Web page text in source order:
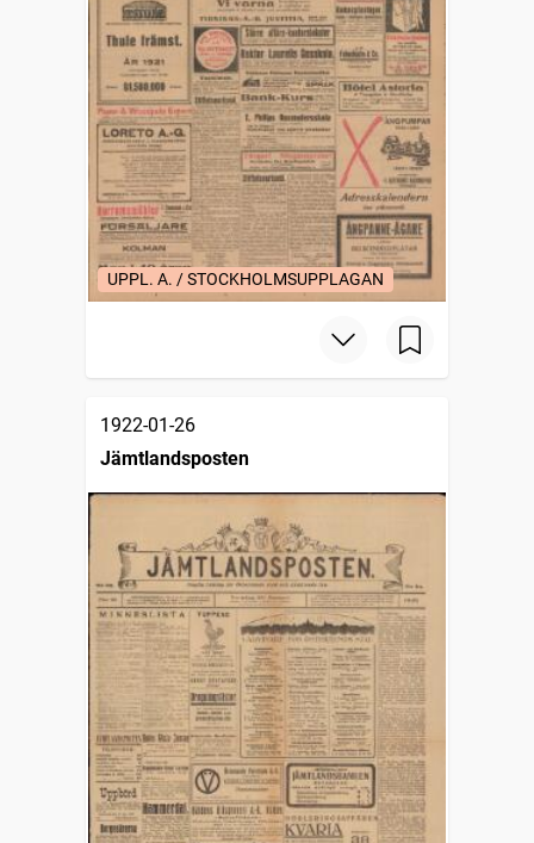
UPPL. A. / STOCKHOLMSUPPLAGAN
1922-01-26
Jämtlandsposten